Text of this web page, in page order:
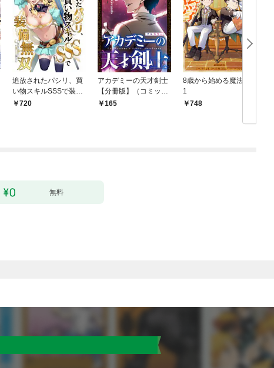
追放されたパシリ、買
い物スキルSSSで装備
無双 ～買ったモノを
720
アカデミーの天才剣士
【分冊版】（コミッ
ク） １話【フルカラ
165
8歳から始める魔法学
1
748
無料